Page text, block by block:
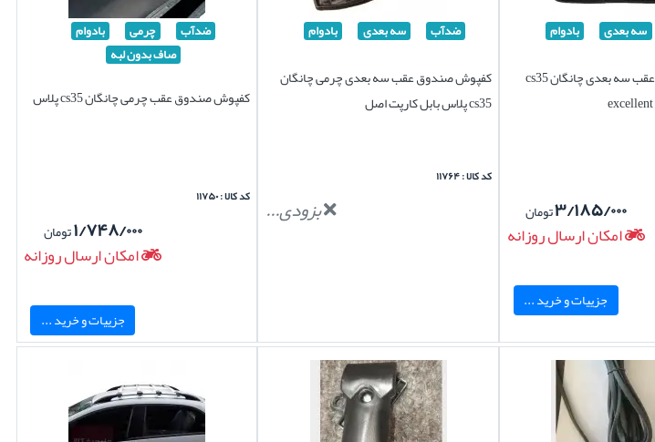
سه بعدی بادوام
کفپوش صندوق عقب سه بعدی چانگان cs35
۳/۱۸۵/۰۰۰تومان
امکان ارسال روزانه
جزییات و خرید ...
ضدآب سه بعدی بادوام
کفپوش صندوق عقب سه بعدی چرمی چانگان
cs35 پلاس بابل کارپت اصل
کد کالا : ۱۱۷۶۴
بزودی...
ضدآب چرمی
بادوام
صاف بدون لبه
کفپوش صندوق عقب چرمی چانگان cs35 پلاس
کد کالا : ۱۱۷۵۰
۱/۷۴۸/۰۰۰تومان
امکان ارسال روزانه
جزییات و خرید ...